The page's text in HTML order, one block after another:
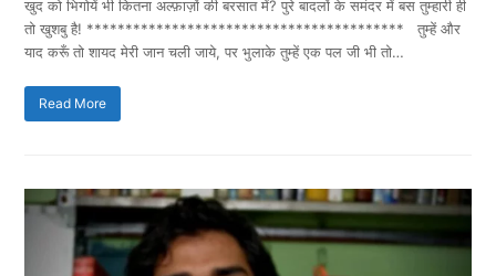
खुद को भिगोयें भी कितना अल्फ़ाज़ों की बरसात में? पुरे बादलों के समंदर में बस तुम्हारी ही
तो खुशबु है! ***************************************** तुम्हें और
याद करूँ तो शायद मेरी जान चली जाये, पर भुलाके तुम्हें एक पल जी भी तो…
Read More